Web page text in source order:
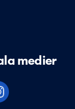
medier